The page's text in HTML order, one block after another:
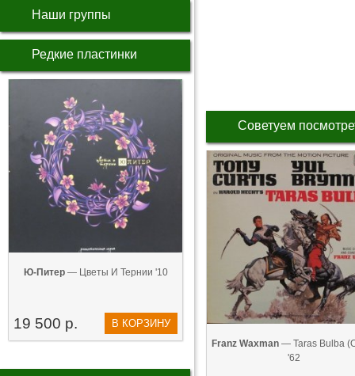
Наши группы
Редкие пластинки
Ю-Питер— Цветы И Тернии '10
19 500 р. В КОРЗИНУ
Советуем
Franz Waxman — ‎Taras Bulba
'62